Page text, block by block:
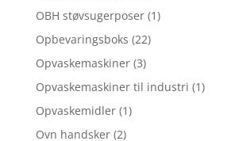
OBH støvsugerposer (1)
Opbevaringsboks (22)
Opvaskemaskiner (3)
Opvaskemaskiner til industri (1)
Opvaskemidler (1)
Ovn handsker (2)